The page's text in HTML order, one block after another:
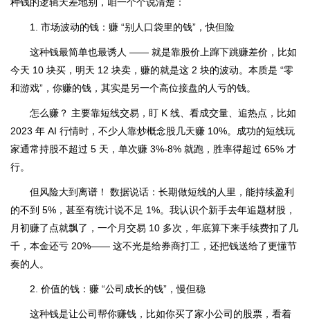
1. 市场波动的钱：赚 “别人口袋里的钱”，快但险
这种钱最简单也最诱人 —— 就是靠股价上蹿下跳赚差价，比如
今天 10 块买，明天 12 块卖，赚的就是这 2 块的波动。本质是 “零
和游戏”，你赚的钱，其实是另一个高位接盘的人亏的钱。
怎么赚？ 主要靠短线交易，盯 K 线、看成交量、追热点，比如
2023 年 AI 行情时，不少人靠炒概念股几天赚 10%。成功的短线玩
家通常持股不超过 5 天，单次赚 3%-8% 就跑，胜率得超过 65% 才
行。
但风险大到离谱！ 数据说话：长期做短线的人里，能持续盈利
的不到 5%，甚至有统计说不足 1%。我认识个新手去年追题材股，
月初赚了点就飘了，一个月交易 10 多次，年底算下来手续费扣了几
千，本金还亏 20%—— 这不光是给券商打工，还把钱送给了更懂节
奏的人。
2. 价值的钱：赚 “公司成长的钱”，慢但稳
这种钱是让公司帮你赚钱，比如你买了家小公司的股票，看着